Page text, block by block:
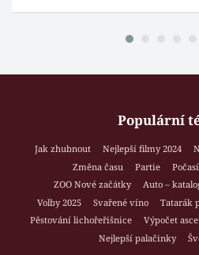
Populární
Jak zhubnout Nejlepší filmy 2024
Změna času
Partie Počasí
ZOO Nové začátky
Auto –
Volby 2025
Svařené víno Tatarák
Pěstování lichořeřišnice
Výpočet
Nejlepší palačinky